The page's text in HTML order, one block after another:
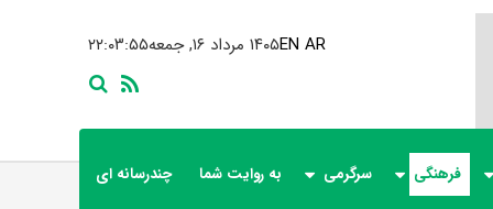
۲۲:۰۳:۵۷ ۱۴۰۵ مرداد ۱۶, جمعهEN AR
فرهنگی سرگرمی به روایت شما چندرسانه ای